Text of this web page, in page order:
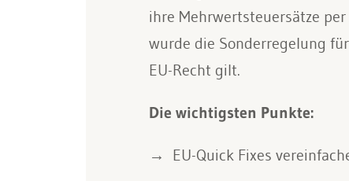
ihre Mehrwertsteuersätze
wurde die Sonderregelung
EU-Recht gilt.
Die wichtigsten Punkte:
EU-Quick Fixes